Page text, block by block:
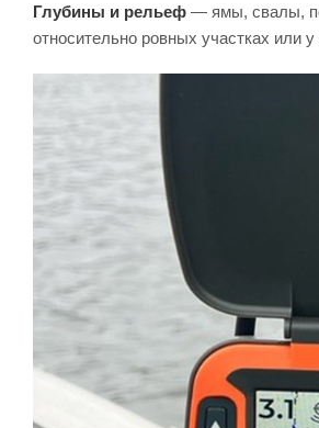
Глубины и рельеф — ямы, свалы,
относительно ровных участках или у